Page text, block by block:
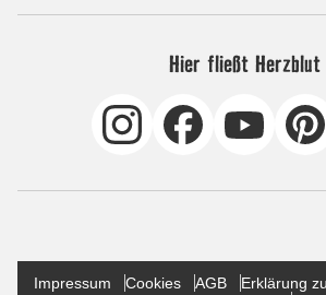
Hier fließt Herzblut
Impressum Cookies AGB
Erklärung